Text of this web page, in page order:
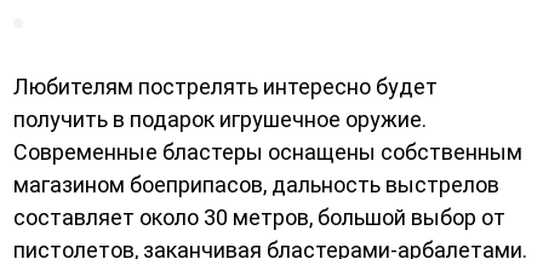
Любителям пострелять интересно будет
получить в подарок игрушечное оружие.
Современные бластеры оснащены собственным
магазином боеприпасов, дальность выстрелов
составляет около 30 метров, большой выбор от
пистолетов, заканчивая бластерами-арбалетами.